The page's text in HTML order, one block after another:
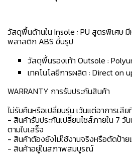
วัสดุพื้นด้านใน Insole : PU สูตรพิเศษ มี
พลาสติก ABS ขึ้นรูป
วัสดุพื้นรองเท้า Outsole :
เทคโนโลยีการผลิต : Direct on
WARRANTY การรับประกันสินค้า
ไม่รับคืนหรือเปลี่ยนรุ่น เว้นแต่อาการเสี
- สินค้ารับประกันเปลี่ยนไซส์ภายใน 7 วั
ตามใบเสร็จ
- สินค้าต้องยังไม่ใช้งานจริงหรือตัดป้าย
- สินค้าอยู่ในสภาพสมบูรณ์